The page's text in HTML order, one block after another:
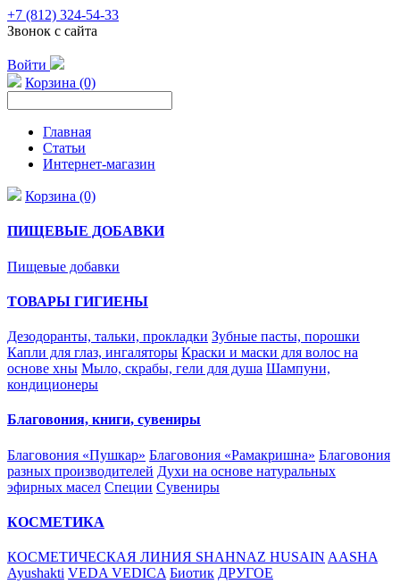
+7 (812) 324-54-33
Звонок с сайта
Войти
Корзина (0)
Главная
Статьи
Интернет-магазин
Корзина (0)
ПИЩЕВЫЕ ДОБАВКИ
Пищевые добавки
ТОВАРЫ ГИГИЕНЫ
Дезодоранты, тальки, прокладки Зубные пасты, порошки
Капли для глаз, ингаляторы Краски и маски для волос на
основе хны Мыло, скрабы, гели для душа Шампуни,
кондиционеры
Благовония, книги, сувениры
Благовония «Пушкар» Благовония «Рамакришна» Благовония
разных производителей Духи на основе натуральных
эфирных масел Специи Сувениры
КОСМЕТИКА
КОСМЕТИЧЕСКАЯ ЛИНИЯ SHAHNAZ HUSAIN AASHA
Ayushakti VEDA VEDICA Биотик ДРУГОЕ